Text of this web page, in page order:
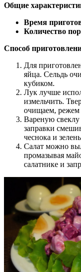
Общие
Время
Количество
Способ
Для
яйца. Сельдь
кубиком.
Лук лучше
измельчить.
очищаем, режем
Вареную
заправки
чеснока и
Салат можно
промазывая
салатнике и